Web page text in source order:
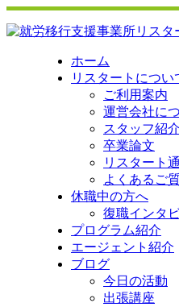
ホーム
リスタートについ
ご利用案内
運営会社に
スタッフ紹介
卒業論文
リスタート
よくあるご
休職中の方へ
復職インタ
プログラム紹介
エージェント紹介
ブログ
今日の活動
出張講座